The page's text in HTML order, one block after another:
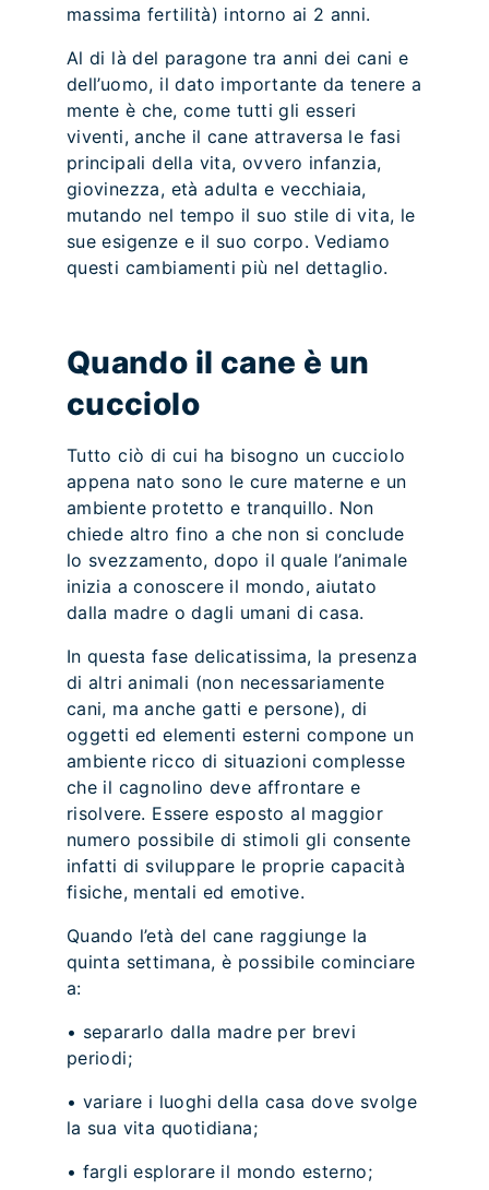
massima fertilità) intorno ai 2 anni.
Al di là del paragone tra anni dei cani e
dell’uomo, il dato importante da tenere a
mente è che, come tutti gli esseri
viventi, anche il cane attraversa le fasi
principali della vita, ovvero infanzia,
giovinezza, età adulta e vecchiaia,
mutando nel tempo il suo stile di vita, le
sue esigenze e il suo corpo. Vediamo
questi cambiamenti più nel dettaglio.
Quando il cane è un
cucciolo
Tutto ciò di cui ha bisogno un cucciolo
appena nato sono le cure materne e un
ambiente protetto e tranquillo. Non
chiede altro fino a che non si conclude
lo svezzamento, dopo il quale l’animale
inizia a conoscere il mondo, aiutato
dalla madre o dagli umani di casa.
In questa fase delicatissima, la presenza
di altri animali (non necessariamente
cani, ma anche gatti e persone), di
oggetti ed elementi esterni compone un
ambiente ricco di situazioni complesse
che il cagnolino deve affrontare e
risolvere. Essere esposto al maggior
numero possibile di stimoli gli consente
infatti di sviluppare le proprie capacità
fisiche, mentali ed emotive.
Quando l’età del cane raggiunge la
quinta settimana, è possibile cominciare
a:
• separarlo dalla madre per brevi
periodi;
• variare i luoghi della casa dove svolge
la sua vita quotidiana;
• fargli esplorare il mondo esterno;